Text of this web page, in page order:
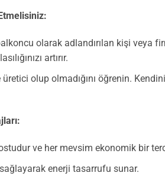
olarak adlandırılan kişi veya
artırır.
olup olmadığını öğrenin.
ve her mevsim ekonomik bir
enerji tasarrufu sunar.